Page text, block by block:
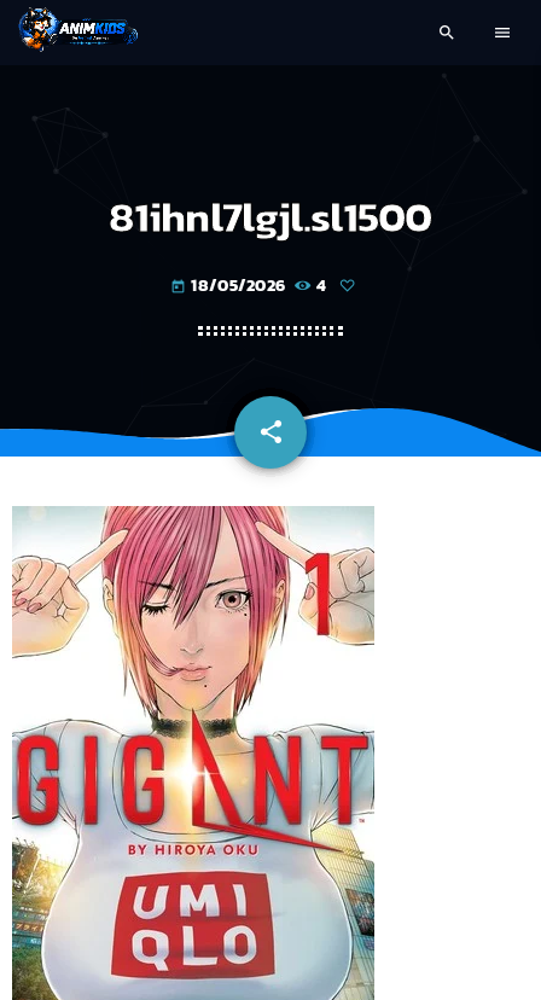
search menu
81ihnl7lgjl.sl1500
today 18/05/2026 4
share
email